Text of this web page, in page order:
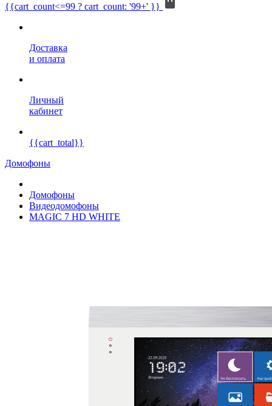
{{cart_count<=99 ? cart_count: '99+' }}
Доставка
и оплата
Личный
кабинет
{{cart_total}}
Домофоны
Домофоны
Видеодомофоны
MAGIC 7 HD WHITE